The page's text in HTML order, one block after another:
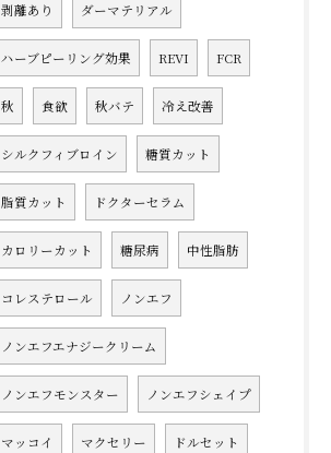
剥離あり ダーマテリアル
ハーブピーリング効果 REVI FCR
秋 食欲 秋バテ 冷え改善
シルクフィブロイン 糖質カット
脂質カット ドクターセラム
カロリーカット 糖尿病 中性脂肪
コレステロール ノンエフ
ノンエフエナジークリーム
ノンエフモンスター ノンエフシェイプ
マッコイ マクセリー ドルセット